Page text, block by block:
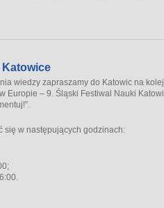
Katowice
wiedzy zapraszamy do Katowic na
Europie – 9. Śląski Festiwal Nauki
się w następujących godzinach: